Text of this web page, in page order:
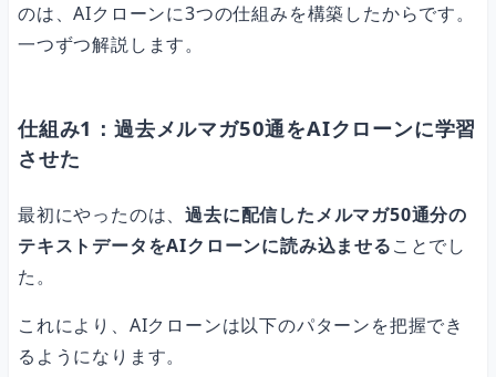
のは、AIクローンに3つの仕組みを構築したからです。
一つずつ解説します。
仕組み1：過去メルマガ50通をAIクローンに学習
させた
最初にやったのは、過去に配信したメルマガ50通分の
テキストデータをAIクローンに読み込ませることでし
た。
これにより、AIクローンは以下のパターンを把握でき
るようになります。